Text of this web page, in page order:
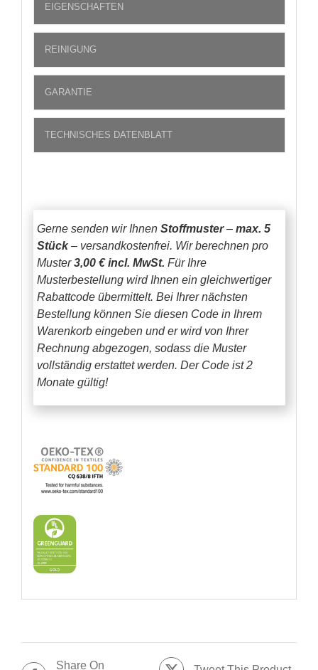
EIGENSCHAFTEN
REINIGUNG
GARANTIE
TECHNISCHES DATENBLATT
Gerne senden wir Ihnen Stoffmuster– max. 5
Stück– versandkostenfrei. Wir berechnen pro
Muster3,00 € incl. MwSt. Für Ihre
Musterbestellung wird Ihnen ein gleichwertiger
Rabattcode übermittelt. Bei Ihrer nächsten
Bestellung können Sie diesen Code in Ihrem
Warenkorb eingeben und er wird von Ihrer
Rechnung abgezogen, sodass die Muster
vollständig erstattet werden. Der Code ist 2
Monate gültig!
Share On